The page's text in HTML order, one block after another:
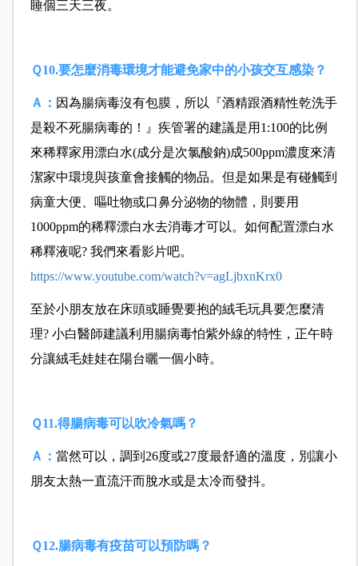
睡個三天三夜。
Ｑ10.要怎麼消毒環境才能避免家中的小孩交互感染？
Ａ： 因為腸病毒沒有包膜，所以『酒精跟酒精性乾洗手
是殺不死腸病毒的！』 疾管署的建議是用1:100的比例
來稀釋家用漂白水(成分是次氯酸鈉)成500ppm濃度來清
潔家中環境與孩童會接觸的物品。 但是如果是有碰觸到
病童大便、嘔吐物或口鼻分泌物的物體，則要用
1000ppm的稀釋漂白水去消毒才可以。 如何配置漂白水
稀釋液呢? 我們來看影片吧。
https://www.youtube.com/watch?v=agLjbxnKrx0
至於小朋友放在床頭或睡覺要抱的絨毛玩具要怎麼清
理? 小白醫師建議利用腸病毒怕紫外線的特性，正午時
分讓絨毛娃娃在陽台曬一個小時。
Ｑ11.得腸病毒可以吹冷氣嗎？
Ａ： 當然可以，調到26度或27度最舒適的溫度，別讓小
朋友太熱一直流汗而脫水或是太冷而發抖。
Ｑ12.腸病毒有疫苗可以預防嗎？